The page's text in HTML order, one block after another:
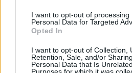
I want to opt-out of processing
Personal Data for Targeted
Opted In
I want to opt-out of Collection,
Retention, Sale, and/or
Personal Data that Is
PIÙ LETTI
partite da seguire
Camp Estivo di Basket: